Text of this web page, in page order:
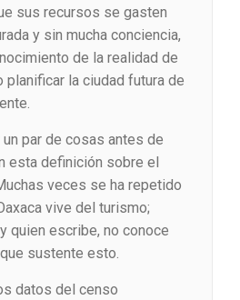
sus recursos se gasten
y sin mucha conciencia,
de la realidad de
planificar la ciudad futura de
par de cosas antes de
esta definición sobre el
veces se ha repetido
vive del turismo;
quien escribe, no conoce
sustente esto.
datos del censo